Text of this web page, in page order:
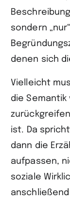
sondern
denen sich
Vielleicht
die Semantik
ist. Da
dann die
aufpassen,
soziale